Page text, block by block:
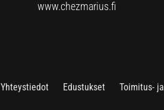
www.chezmarius.fi
Yhteystiedot Edustukset Toimitus-